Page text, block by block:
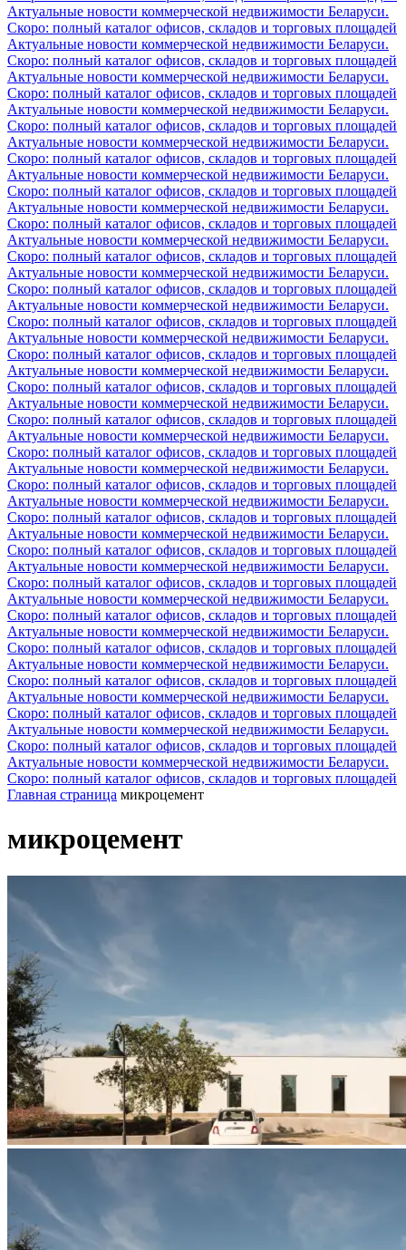
Актуальные новости коммерческой недвижимости Беларуси.
Скоро: полный каталог офисов, складов и торговых площадей
Актуальные новости коммерческой недвижимости Беларуси.
Скоро: полный каталог офисов, складов и торговых площадей
Актуальные новости коммерческой недвижимости Беларуси.
Скоро: полный каталог офисов, складов и торговых площадей
Актуальные новости коммерческой недвижимости Беларуси.
Скоро: полный каталог офисов, складов и торговых площадей
Актуальные новости коммерческой недвижимости Беларуси.
Скоро: полный каталог офисов, складов и торговых площадей
Актуальные новости коммерческой недвижимости Беларуси.
Скоро: полный каталог офисов, складов и торговых площадей
Актуальные новости коммерческой недвижимости Беларуси.
Скоро: полный каталог офисов, складов и торговых площадей
Актуальные новости коммерческой недвижимости Беларуси.
Скоро: полный каталог офисов, складов и торговых площадей
Актуальные новости коммерческой недвижимости Беларуси.
Скоро: полный каталог офисов, складов и торговых площадей
Актуальные новости коммерческой недвижимости Беларуси.
Скоро: полный каталог офисов, складов и торговых площадей
Актуальные новости коммерческой недвижимости Беларуси.
Скоро: полный каталог офисов, складов и торговых площадей
Актуальные новости коммерческой недвижимости Беларуси.
Скоро: полный каталог офисов, складов и торговых площадей
Актуальные новости коммерческой недвижимости Беларуси.
Скоро: полный каталог офисов, складов и торговых площадей
Актуальные новости коммерческой недвижимости Беларуси.
Скоро: полный каталог офисов, складов и торговых площадей
Актуальные новости коммерческой недвижимости Беларуси.
Скоро: полный каталог офисов, складов и торговых площадей
Актуальные новости коммерческой недвижимости Беларуси.
Скоро: полный каталог офисов, складов и торговых площадей
Актуальные новости коммерческой недвижимости Беларуси.
Скоро: полный каталог офисов, складов и торговых площадей
Актуальные новости коммерческой недвижимости Беларуси.
Скоро: полный каталог офисов, складов и торговых площадей
Актуальные новости коммерческой недвижимости Беларуси.
Скоро: полный каталог офисов, складов и торговых площадей
Актуальные новости коммерческой недвижимости Беларуси.
Скоро: полный каталог офисов, складов и торговых площадей
Актуальные новости коммерческой недвижимости Беларуси.
Скоро: полный каталог офисов, складов и торговых площадей
Актуальные новости коммерческой недвижимости Беларуси.
Скоро: полный каталог офисов, складов и торговых площадей
Актуальные новости коммерческой недвижимости Беларуси.
Скоро: полный каталог офисов, складов и торговых площадей
Актуальные новости коммерческой недвижимости Беларуси.
Скоро: полный каталог офисов, складов и торговых площадей
Главная страница микроцемент
микроцемент